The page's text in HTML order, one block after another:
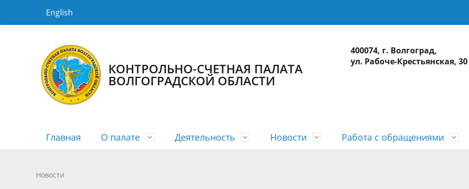
English
КОНТРОЛЬНО-СЧЕТНАЯ ПАЛАТА
ВОЛГОГРАДСКОЙ ОБЛАСТИ
400074, г. Волгоград,
ул. Рабоче-Крестьянская, 30
Главная О палате
История КСП
Деятельность
Планы
Новости
Новости
Работа с обращениями
Порядок рассмотрения
Государственная гражданская служба
Новости